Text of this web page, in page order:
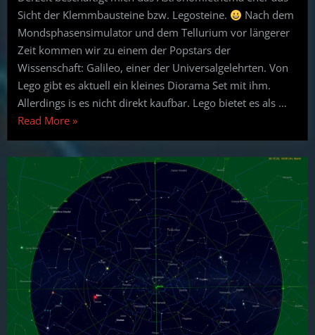
Sicht der Klemmbausteine bzw. Legosteine.
Nach dem
Mondsphasensimulator und dem Tellurium vor längerer
Zeit kommen wir zu einem der Popstars der
Wissenschaft: Galileo, einer der Universalgelehrten. Von
Lego gibt es aktuell ein kleines Diorama Set mit ihm.
Allerdings is es nicht direkt kaufbar. Lego bietet es als …
Read More“Geklemmte
Astronomiegeschichte:
Galileo”
»